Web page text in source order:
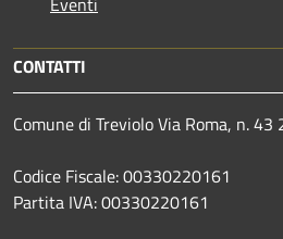
CONTATTI
Comune di Treviolo Via Roma, n. 43
Codice Fiscale: 00330220161
Partita IVA: 00330220161